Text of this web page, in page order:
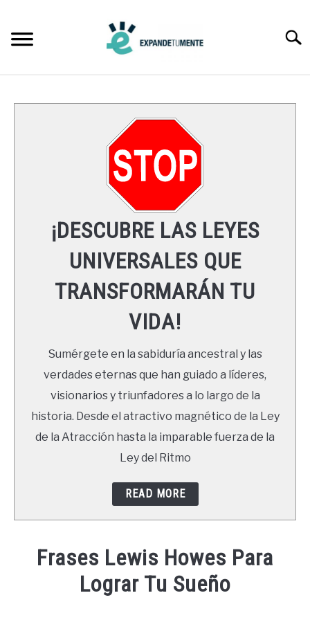
content
LEYES UNIVERSALES
RECURSOS
NEWSLETTER
¡DESCUBRE LAS LEYES
UNIVERSALES QUE
TRANSFORMARÁN TU
VIDA!
Sumérgete en la sabiduría ancestral y las
verdades eternas que han guiado a líderes,
visionarios y triunfadores a lo largo de la
historia. Desde el atractivo magnético de la Ley
de la Atracción hasta la imparable fuerza de la
Ley del Ritmo
READ MORE
Frases Lewis Howes Para
Lograr Tu Sueño